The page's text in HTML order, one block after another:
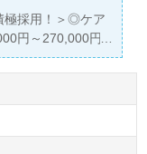
極採用！＞◎ケア
円～270,000円/
有資格者向け求人
。
（ばいがじ）様の